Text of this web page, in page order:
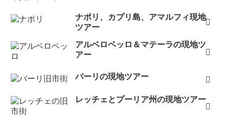
ナポリ、カプリ島、アマルフィ現地
ツアー
アルベロベッロ＆マテーラの現地ツ
アー
バーリの現地ツアー
レッチェとプーリア州の現地ツアー